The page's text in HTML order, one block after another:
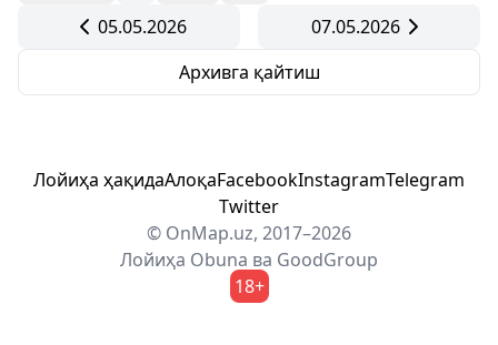
05.05.2026
07.05.2026
Архивга қайтиш
Лойиҳа ҳақидаАлоқаFacebookInstagramTelegram
Twitter
© OnMap.uz, 2017–2026
Лойиҳа Obuna ва GoodGroup
18+